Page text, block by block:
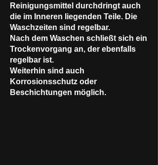
Reinigungsmittel durchdringt auch
die im Inneren liegenden Teile. Die
Waschzeiten sind regelbar.
Nach dem Waschen schließt sich ein
Trockenvorgang an, der ebenfalls
regelbar ist.
Weiterhin sind auch
Korrosionsschutz oder
Beschichtungen möglich.